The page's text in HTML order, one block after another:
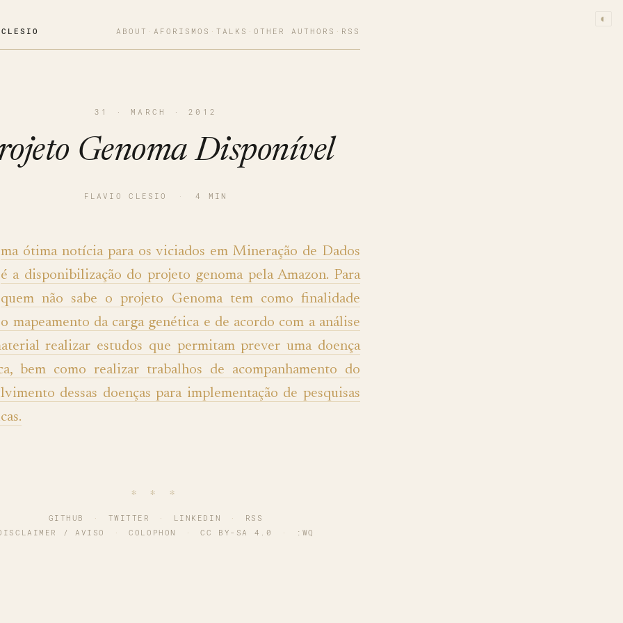
◐
ABOUT ·AFORISMOS · TALKS · OTHER AUTHORS · RSS
31 · MARCH · 2012
Genoma Disponível
FLAVIO CLESIO · 4 MIN
ma ótima notícia para os viciados em Mineração de Dados
é a disponibilização do projeto genoma pela Amazon. Para
quem não sabe o projeto Genoma tem como finalidade
mapeamento da carga genética e de acordo com a análise
realizar estudos que permitam prever uma doença
bem como realizar trabalhos de acompanhamento do
dessas doenças para implementação de pesquisas
∗ ∗ ∗
GITHUB · TWITTER · LINKEDIN ·
RSS
/ AVISO
· COLOPHON · CC BY-SA 4.0 · :WQ